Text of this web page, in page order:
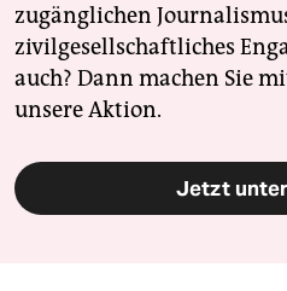
zugänglichen
zivilgesellschaftliches
auch? Dann machen Sie
unsere Aktion.
Jetzt